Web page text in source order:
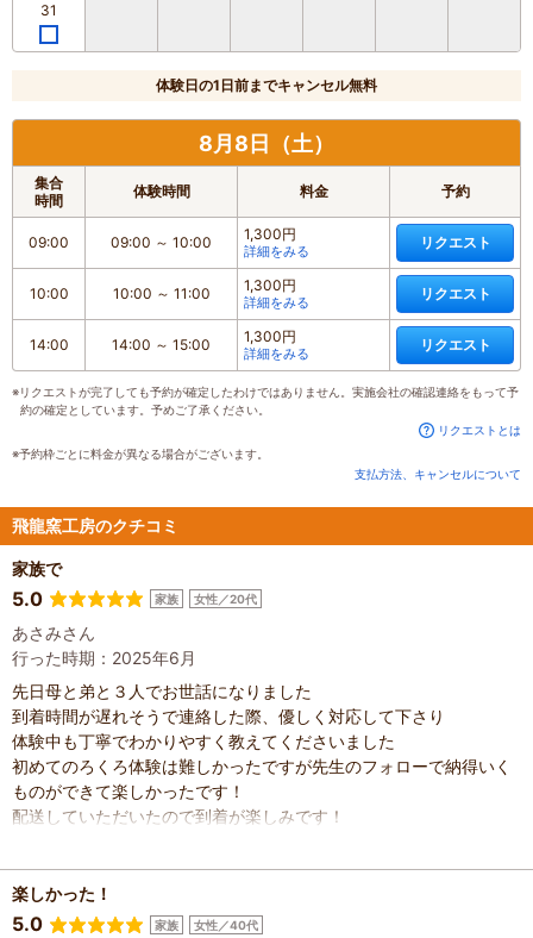
31
体験日の1日前までキャンセル無料
8月8日（土）
集合
時間
体験時間 料金 予約
09:00 09:00 ～ 10:00 1,300円
詳細をみる リクエスト
10:00 10:00 ～ 11:00 1,300円
詳細をみる リクエスト
14:00 14:00 ～ 15:00 1,300円
詳細をみる リクエスト
※リクエストが完了しても予約が確定したわけではありません。実施会社の確認連絡をもって予
約の確定としています。予めご了承ください。
リクエストとは
※予約枠ごとに料金が異なる場合がございます。
支払方法、キャンセルについて
飛龍窯工房のクチコミ
家族で
5.0 家族 女性／20代
あさみさん
行った時期：2025年6月
先日母と弟と３人でお世話になりました
到着時間が遅れそうで連絡した際、優しく対応して下さり
体験中も丁寧でわかりやすく教えてくださいました
初めてのろくろ体験は難しかったですが先生のフォローで納得いく
ものができて楽しかったです！
配送していただいたので到着が楽しみです！
楽しかった！
5.0 家族 女性／40代